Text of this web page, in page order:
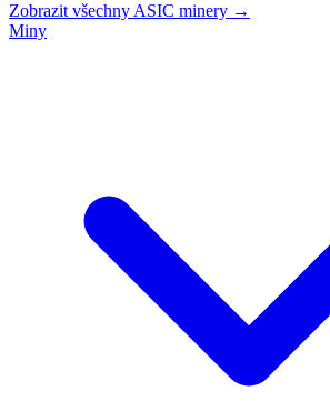
Zobrazit všechny ASIC minery →
Miny